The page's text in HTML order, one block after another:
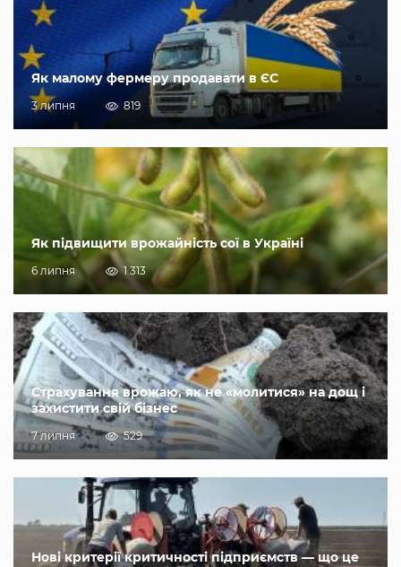
Як малому фермеру продавати в ЄС
3 липня 819
Як підвищити врожайність сої в Україні
6 липня 1 313
Страхування врожаю, як не «молитися» на дощ і
захистити свій бізнес
7 липня 529
Нові критерії критичності підприємств — що це